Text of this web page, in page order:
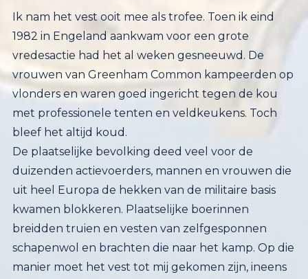
Ik nam het vest ooit mee als trofee. Toen ik eind
1982 in Engeland aankwam voor een grote
vredesactie had het al weken gesneeuwd. De
vrouwen van Greenham Common kampeerden op
vlonders en waren goed ingericht tegen de kou
met professionele tenten en veldkeukens. Toch
bleef het altijd koud.
De plaatselijke bevolking deed veel voor de
duizenden actievoerders, mannen en vrouwen die
uit heel Europa de hekken van de militaire basis
kwamen blokkeren. Plaatselijke boerinnen
breidden truien en vesten van zelfgesponnen
schapenwol en brachten die naar het kamp. Op die
manier moet het vest tot mij gekomen zijn, ineens